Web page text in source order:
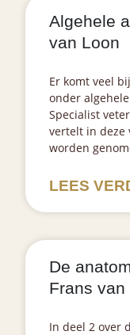
Algehele
van Loon
Er komt veel
onder
Specialist
vertelt in deze
worden
LEES
De
Frans van
In deel 2 over